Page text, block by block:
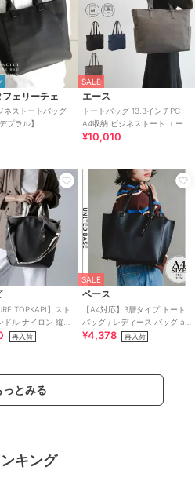
フェリーチェ
ネストートバッグ
プラル】
SALE
エース
トートバッグ 13.3インチPC
A4収納 ビジネストート エース
ACE WRT-505
¥10,010
TOPKAPI】スト
ドル ナイロン 縦型
バッグ A4
再入荷
SALE
ベース
【A4対応】3層タイプ トート
バッグ / レディース バッグ a4
通勤 自立
¥4,378 再入荷
っとみる
キング